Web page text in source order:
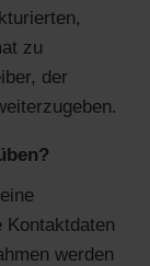
zu
der
Kontaktdaten
werden